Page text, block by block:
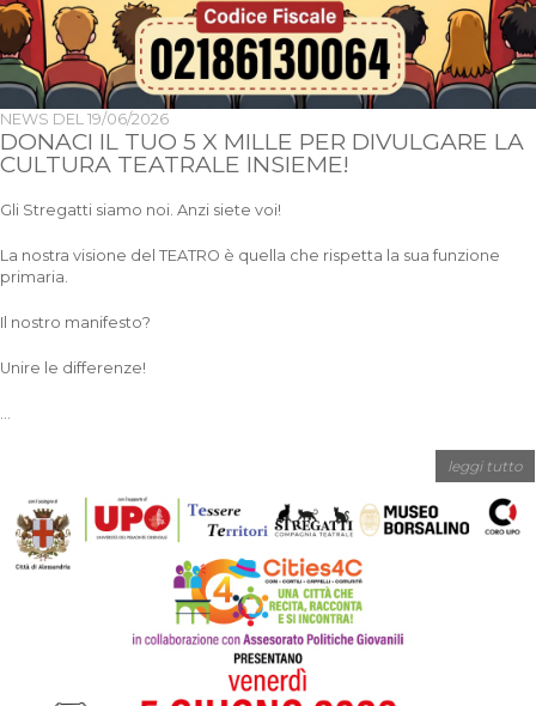
NEWS DEL 19/06/2026
DONACI IL TUO 5 X MILLE PER DIVULGARE LA
CULTURA TEATRALE INSIEME!
Gli Stregatti siamo noi. Anzi siete voi!
La nostra visione del TEATRO è quella che rispetta la sua funzione
primaria.
Il nostro manifesto?
Unire le differenze!
...
leggi tutto